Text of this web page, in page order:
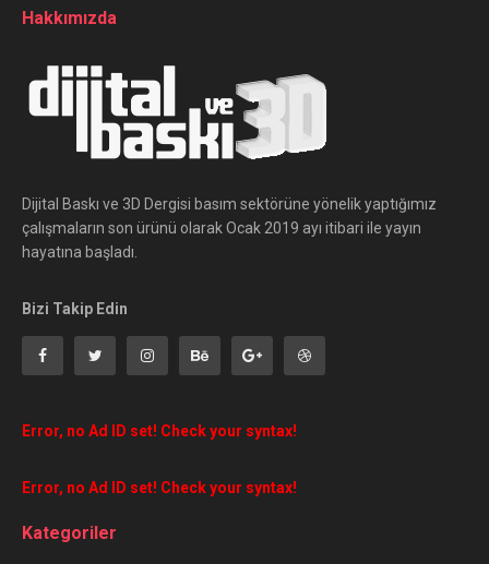
Hakkımızda
Dijital Baskı ve 3D Dergisi basım sektörüne yönelik yaptığımız
çalışmaların son ürünü olarak Ocak 2019 ayı itibari ile yayın
hayatına başladı.
Bizi Takip Edin
Error, no Ad ID set! Check your syntax!
Error, no Ad ID set! Check your syntax!
Kategoriler